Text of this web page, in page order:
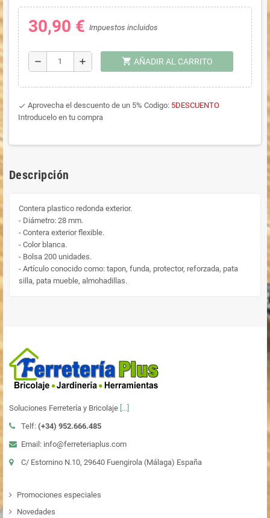
30,90 € Impuestos incluidos
remove add shopping_cart AÑADIR AL CARRITO
done Aprovecha el descuento de un 5% Codigo: 5DESCUENTO
Introducelo en tu compra
Descripción
Contera plastico redonda exterior.
- Diámetro: 28 mm.
- Contera exterior flexible.
- Color blanca.
- Bolsa 200 unidades.
- Artículo conocido como: tapon, funda, protector, reforzada, pata
silla, pata mueble, almohadillas.
Soluciones Ferretería y Bricolaje [...]
Telf: (+34) 952.666.485
Email: info@ferreteriaplus.com
C/ Estornino N.10, 29640 Fuengirola (Málaga) España
Promociones especiales
Novedades